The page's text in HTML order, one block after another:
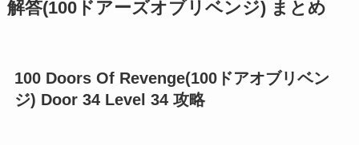
解答(100ドアーズオブリベンジ) まとめ
100 Doors Of Revenge(100ドアオブリベン
ジ) Door 34 Level 34 攻略